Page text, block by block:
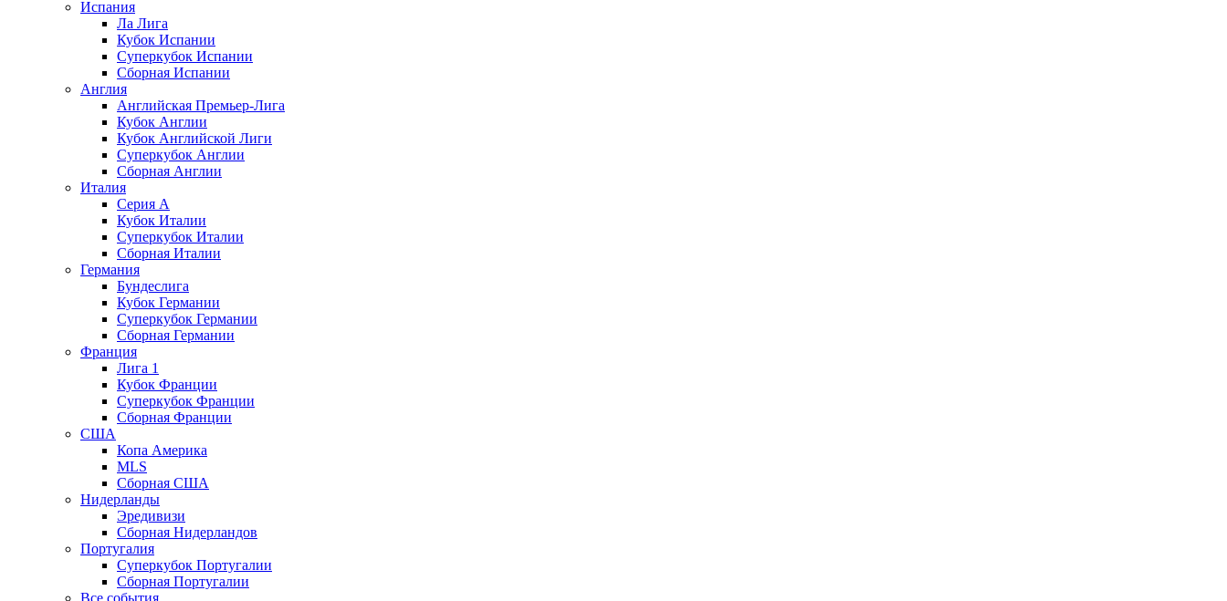
Испания
Ла Лига
Кубок Испании
Суперкубок Испании
Сборная Испании
Англия
Английская Премьер-Лига
Кубок Англии
Кубок Английской Лиги
Суперкубок Англии
Сборная Англии
Италия
Серия А
Кубок Италии
Суперкубок Италии
Сборная Италии
Германия
Бундеслига
Кубок Германии
Суперкубок Германии
Сборная Германии
Франция
Лига 1
Кубок Франции
Суперкубок Франции
Сборная Франции
США
Копа Америка
MLS
Сборная США
Нидерланды
Эредивизи
Сборная Нидерландов
Португалия
Суперкубок Португалии
Сборная Португалии
Все события